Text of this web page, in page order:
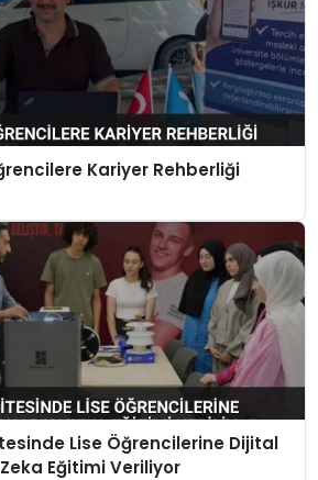
Kariyer Rehberliği
Lise Öğrencilerine Dijital
Eğitimi Veriliyor